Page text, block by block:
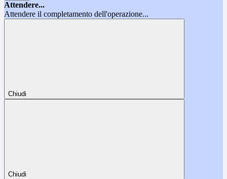
Attendere...
Attendere il completamento dell'operazione...
Chiudi
Chiudi